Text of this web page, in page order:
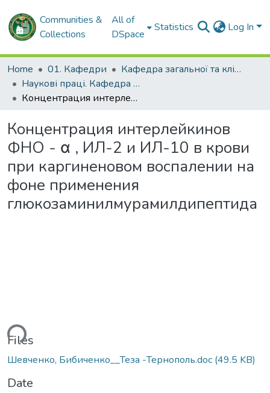
Communities &
Collections
All of
DSpace
Statistics Log In
Home 01. Кафедри
Кафедра загальної та клінічної патологічної фізіології імені Д.О. Альперна
Наукові праці. Кафедра загальної та клінічної патофізіології імені Д.О. Альперна
Концентрация интерлейкинов ФНО - α , ИЛ-2 и ИЛ-10 в крови при каргиненовом воспалении на фоне применения глюкозаминилмурамилдипептида
Концентрация интерлейкинов
ФНО - α , ИЛ-2 и ИЛ-10 в крови
при каргиненовом воспалении на
фоне применения
глюкозаминилмурамилдипептида
Files
Шевченко, Бибиченко__Теза -Тернополь.doc (49.5 KB)
Date